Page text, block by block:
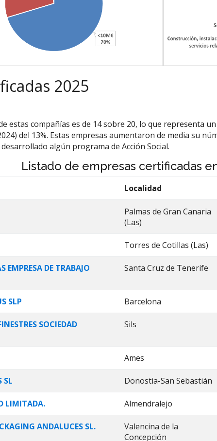
2025
estas compañías es de 14 sobre 20, lo que representa
del 13%. Estas empresas aumentaron de media su
algún programa de Acción Social.
Listado de empresas certificadas
Localidad
Palmas de Gran Canaria
(Las)
Torres de Cotillas (Las)
EMPRESA DE TRABAJO
Santa Cruz de Tenerife
SLP Barcelona
SOCIEDAD
Sils
Ames
SL Donostia-San Sebastián
LIMITADA. Almendralejo
ANDALUCES SL.
Valencina de la
Concepción